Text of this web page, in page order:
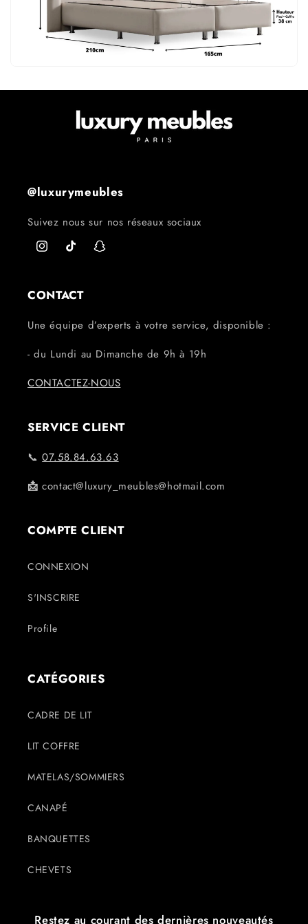
@luxurymeubles
Suivez nous sur nos réseaux sociaux
InstagramTikTok Snapchat
CONTACT
Une équipe d’experts à votre service, disponible :
- du Lundi au Dimanche de 9h à 19h
CONTACTEZ-NOUS
SERVICE CLIENT
📞07.58.84.63.63
📩contact@luxury_meubles@hotmail.com
COMPTE CLIENT
CONNEXION
S'INSCRIRE
Profile
CATÉGORIES
CADRE DE LIT
LIT COFFRE
MATELAS/SOMMIERS
CANAPÉ
BANQUETTES
CHEVETS
Restez au courant des dernières nouveautés